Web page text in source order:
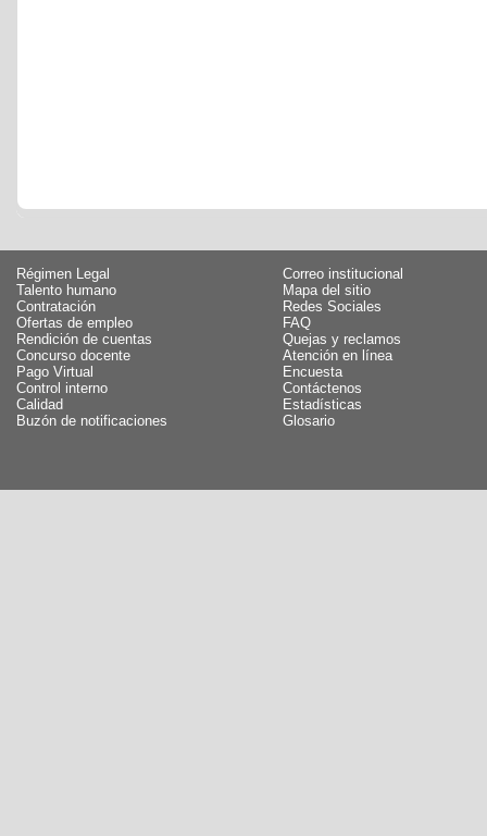
Régimen Legal
Talento humano
Contratación
Ofertas de empleo
Rendición de cuentas
Concurso docente
Pago Virtual
Control interno
Calidad
Buzón de notificaciones
Correo institucional
Mapa del sitio
Redes Sociales
FAQ
Quejas y reclamos
Atención en línea
Encuesta
Contáctenos
Estadísticas
Glosario